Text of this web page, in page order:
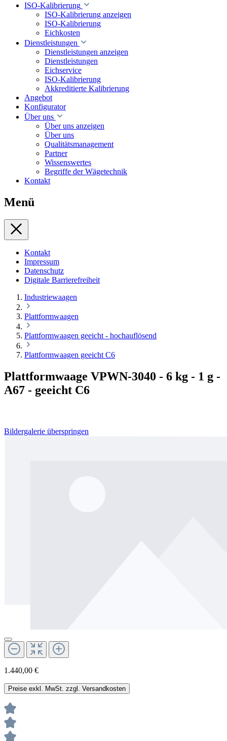
ISO-Kalibrierung
ISO-Kalibrierung anzeigen
ISO-Kalibrierung
Eichkosten
Dienstleistungen
Dienstleistungen anzeigen
Dienstleistungen
Eichservice
ISO-Kalibrierung
Akkreditierte Kalibrierung
Angebot
Konfigurator
Über uns
Über uns anzeigen
Über uns
Qualitätsmanagement
Partner
Wissenswertes
Begriffe der Wägetechnik
Kontakt
Menü
Kontakt
Impressum
Datenschutz
Digitale Barrierefreiheit
Industriewaagen
Plattformwaagen
Plattformwaagen geeicht - hochauflösend
Plattformwaagen geeicht C6
Plattformwaage VPWN-3040 - 6 kg - 1 g -
A67 - geeicht C6
Bildergalerie überspringen
1.440,00 €
Preise exkl. MwSt. zzgl. Versandkosten